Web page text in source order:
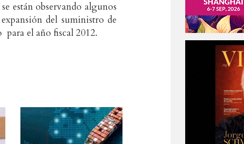
están observando algunos
del suministro de
el año fiscal 2012.